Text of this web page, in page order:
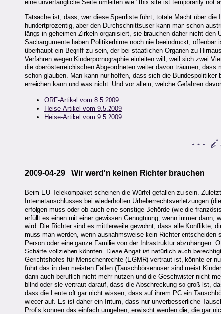
eine unverfängliche Seite umleiten wie "this site ist temporarily not
Tatsache ist, dass, wer diese Sperrliste führt, totale Macht über
hundertprozentig, aber den Durchschnittsuser kann man schon
längs in geheimen Zirkeln organisiert, sie brauchen daher nicht
Sachargumente haben Politikerhirne noch nie beeindruckt,
überhaupt ein Begriff zu sein, der bei staatlichen Organen zu
Verfahren wegen Kinderpornographie einleiten will, weil sich zwei
die oberösterreichischen Abgeordneten weiter davon träumen,
schon glauben. Man kann nur hoffen, dass sich die Bundespolitiker
erreichen kann und was nicht. Und vor allem, welche Gefahren
ORF-Artikel vom 8.5.2009
Heise-Artikel vom 9.5.2009
Heise-Artikel vom 9.5.2009
2009-04-29 Wir werd'n keinen Richter brauchen
Beim EU-Telekompaket scheinen die Würfel gefallen zu sein.
Internetanschlusses bei wiederholten Urheberrechtsverletzungen
erfolgen muss oder ob auch eine sonstige Behörde (wie die
erfüllt es einen mit einer gewissen Genugtuung, wenn immer dann,
wird. Die Richter sind es mittlerweile gewohnt, dass alle Konflikte,
muss man werden, wenn ausnahmsweise kein Richter
Person oder eine ganze Familie von der Infrastruktur abzuhängen.
Schärfe vollziehen könnten. Diese Angst ist natürlich auch
Gerichtshofes für Menschenrechte (EGMR) vertraut ist, könnte er
führt das in den meisten Fällen (Tauschbörsenuser sind meist
dann auch beruflich nicht mehr nutzen und die Geschwister nicht
blind oder sie vertraut darauf, dass die Abschreckung so groß ist,
dass die Leute oft gar nicht wissen, dass auf ihrem PC ein
wieder auf. Es ist daher ein Irrtum, dass nur unverbesserliche
Profis können das einfach umgehen, erwischt werden die, die gar